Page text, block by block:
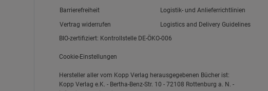
Link zum/zur
Barrierefreiheit
Vertrag widerrufen
Logistik- und Anlieferrichtlinien
Logistics and Delivery Guidelines
BIO-zertifiziert: Kontrollstelle DE-ÖKO-006
Cookie-Einstellungen
Hersteller aller vom Kopp Verlag herausgegebenen Bücher ist:
Kopp Verlag e.K. - Bertha-Benz-Str. 10 - 72108 Rottenburg a. N. -